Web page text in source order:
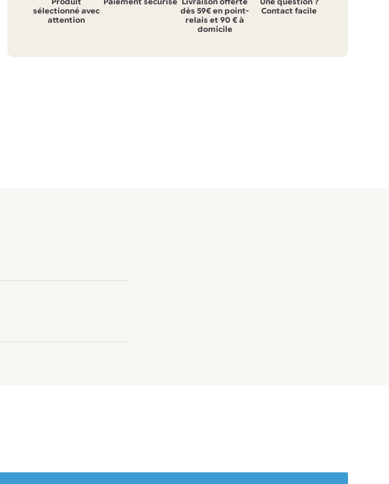
Produit
sélectionné avec
attention
Paiement sécurisé Livraison offerte
dès 59€ en point-
relais et 90 € à
domicile
Une question ?
Contact facile